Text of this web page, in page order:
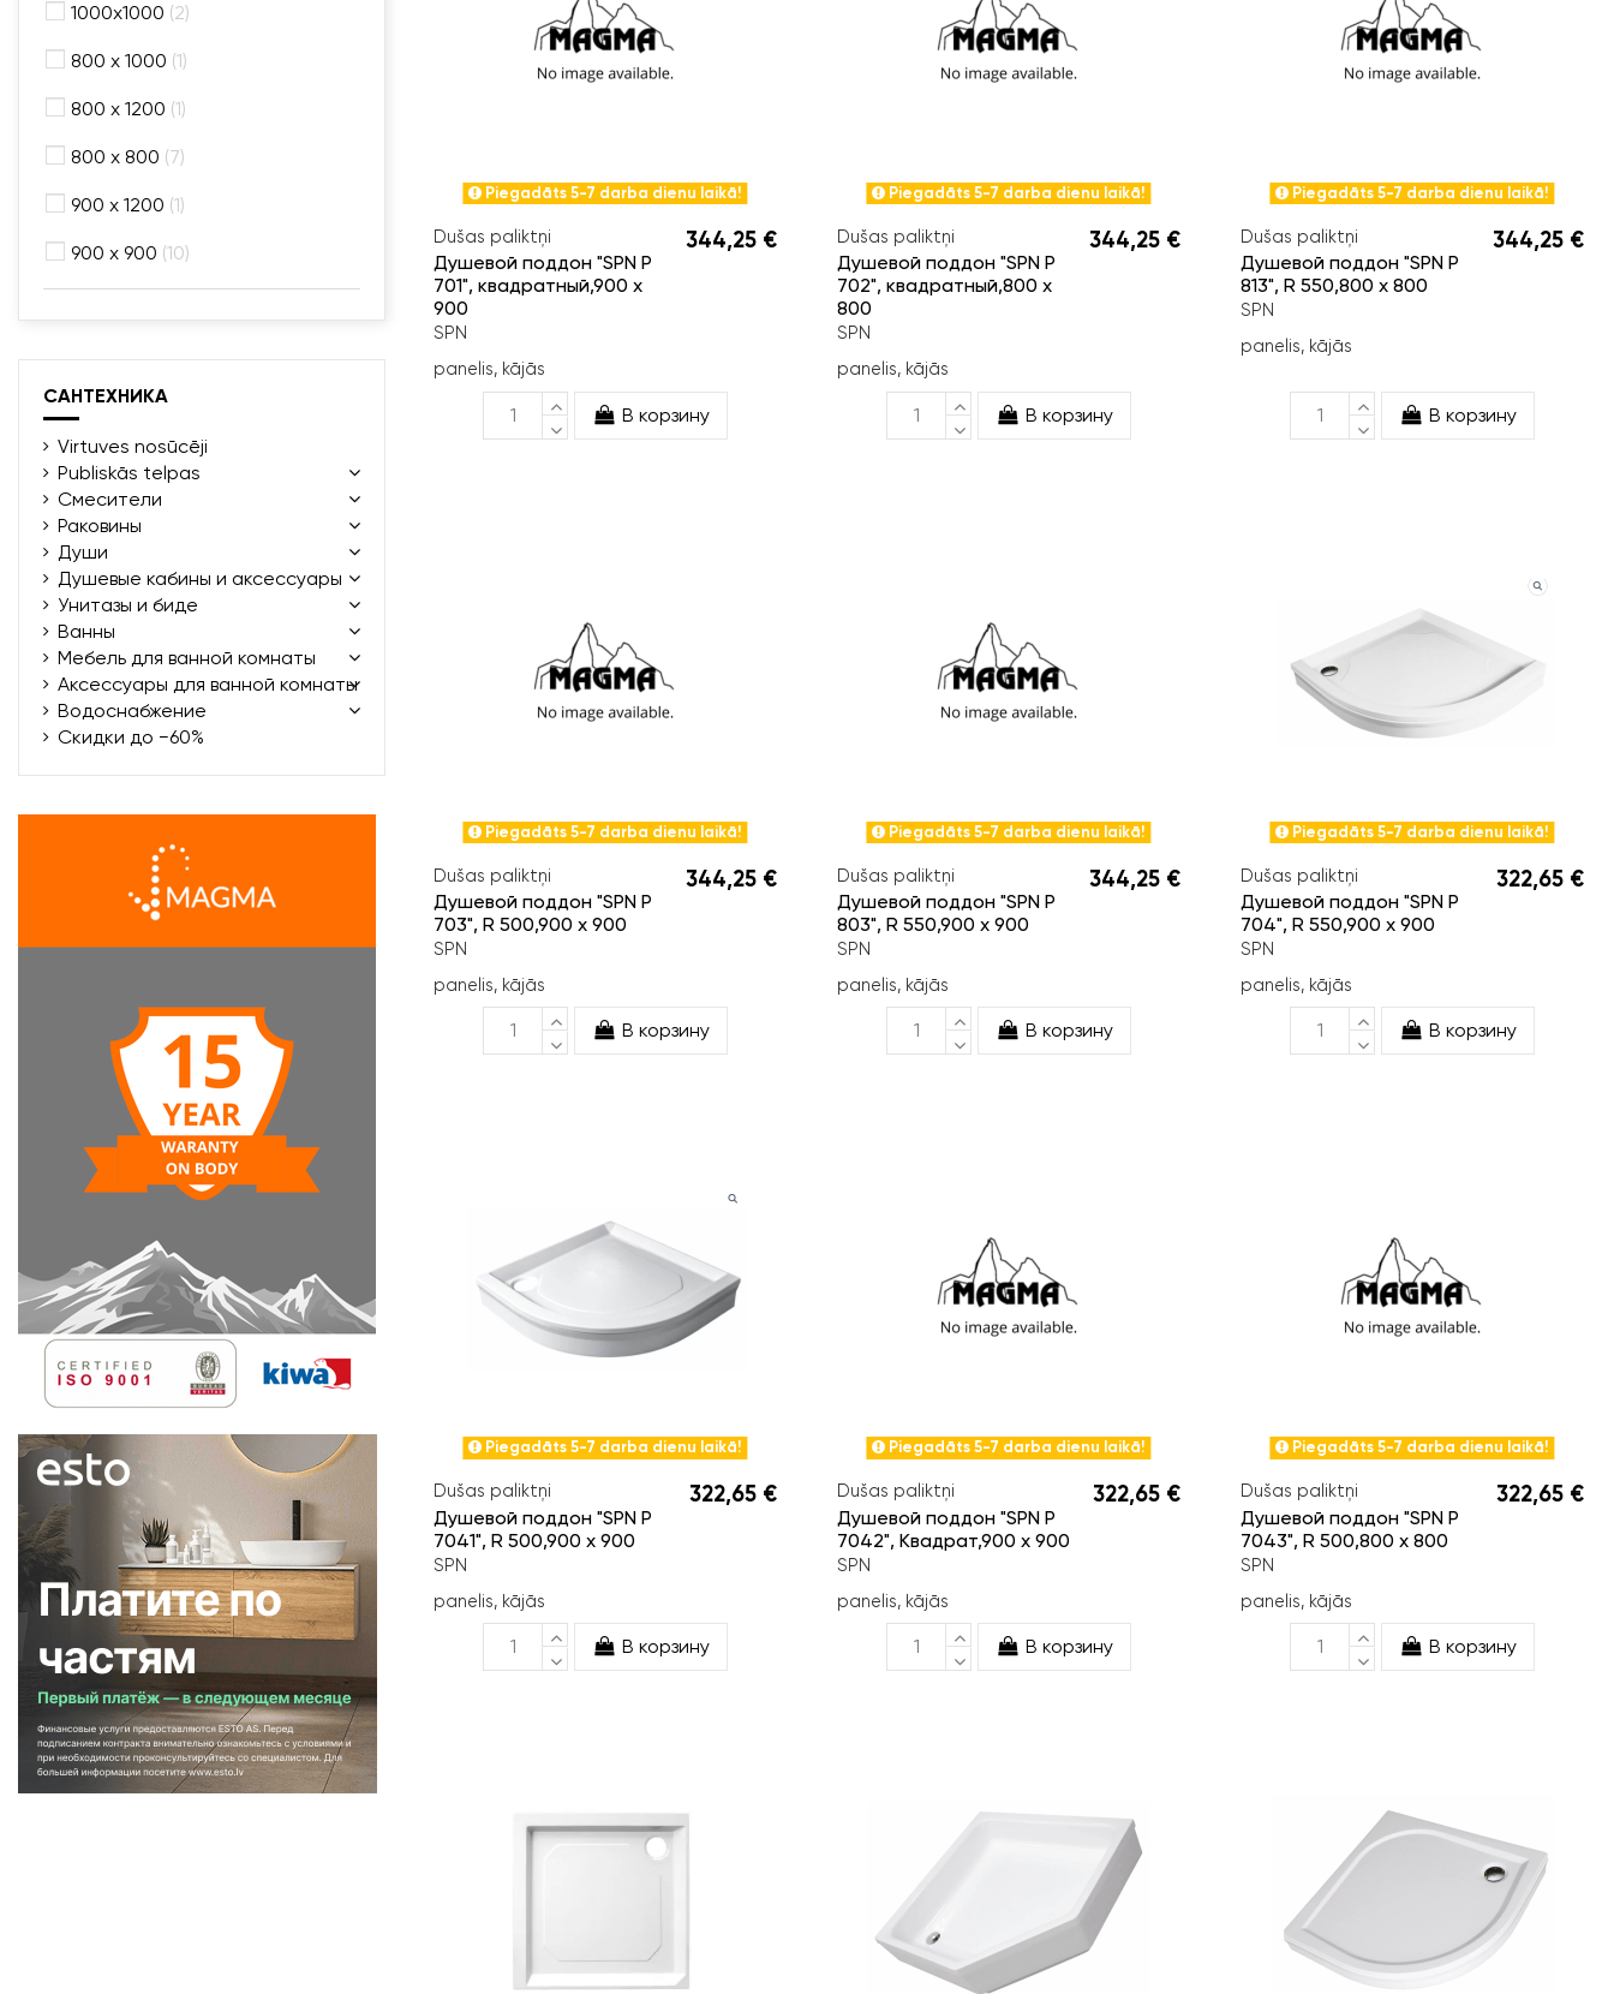
Piegadāts 5-7 darba dienu laikā!
Dušas paliktņi
Душевой поддон "SPN P
701", квадратный,900 x
900
SPN
344,25 €
panelis, kājās
В корзину
Piegadāts 5-7 darba dienu laikā!
Dušas paliktņi
Душевой поддон "SPN P
702", квадратный,800 x
800
SPN
344,25 €
panelis, kājās
В корзину
Piegadāts 5-7 darba dienu laikā!
Dušas paliktņi
Душевой поддон "SPN P
813", R 550,800 x 800
SPN
344,25 €
panelis, kājās
В корзину
Piegadāts 5-7 darba dienu laikā!
Dušas paliktņi
Душевой поддон "SPN P
703", R 500,900 x 900
SPN
344,25 €
panelis, kājās
В корзину
Piegadāts 5-7 darba dienu laikā!
Dušas paliktņi
Душевой поддон "SPN P
803", R 550,900 x 900
SPN
344,25 €
panelis, kājās
В корзину
Piegadāts 5-7 darba dienu laikā!
Dušas paliktņi
Душевой поддон "SPN P
704", R 550,900 x 900
SPN
322,65 €
panelis, kājās
В корзину
Piegadāts 5-7 darba dienu laikā!
Dušas paliktņi
Душевой поддон "SPN P
7041", R 500,900 x 900
SPN
322,65 €
panelis, kājās
В корзину
Piegadāts 5-7 darba dienu laikā!
Dušas paliktņi
Душевой поддон "SPN P
7042", Квадрат,900 x 900
SPN
322,65 €
panelis, kājās
В корзину
Piegadāts 5-7 darba dienu laikā!
Dušas paliktņi
Душевой поддон "SPN P
7043", R 500,800 x 800
SPN
322,65 €
panelis, kājās
В корзину
1000x1000 2
800 x 1000 1
800 x 1200 1
800 x 800 7
900 x 1200 1
900 x 900 10
САНТЕХНИКА
Virtuves nosūcēji
Publiskās telpas
Смесители
Раковины
Души
Душевые кабины и аксессуары
Унитазы и биде
Ванны
Мебель для ванной комнаты
Аксессуары для ванной комнаты
Водоснабжение
Скидки до −60%